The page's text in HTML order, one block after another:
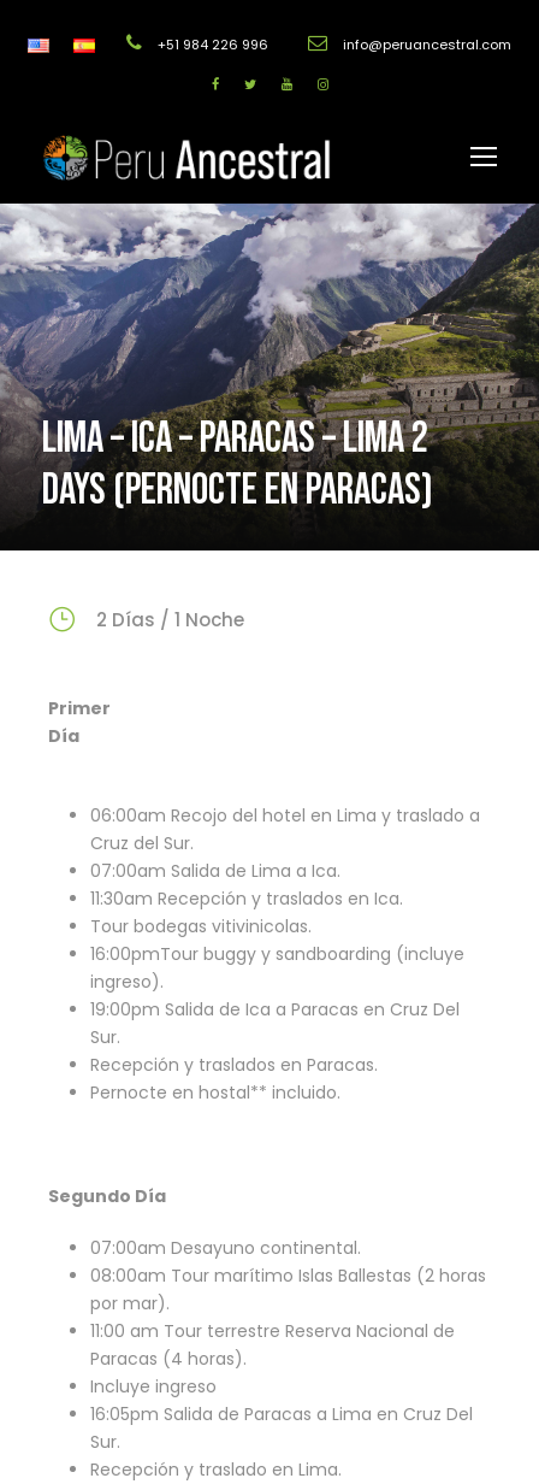
+51 984 226 996 info@peruancestral.com
LIMA – ICA – PARACAS – LIMA 2
DAYS (PERNOCTE EN PARACAS)
2 Días / 1 Noche
Primer
Día
06:00am Recojo del hotel en Lima y traslado a
Cruz del Sur.
07:00am Salida de Lima a Ica.
11:30am Recepción y traslados en Ica.
Tour bodegas vitivinicolas.
16:00pmTour buggy y sandboarding (incluye
ingreso).
19:00pm Salida de Ica a Paracas en Cruz Del
Sur.
Recepción y traslados en Paracas.
Pernocte en hostal** incluido.
Segundo Día
07:00am Desayuno continental.
08:00am Tour marítimo Islas Ballestas (2 horas
por mar).
11:00 am Tour terrestre Reserva Nacional de
Paracas (4 horas).
Incluye ingreso
16:05pm Salida de Paracas a Lima en Cruz Del
Sur.
Recepción y traslado en Lima.